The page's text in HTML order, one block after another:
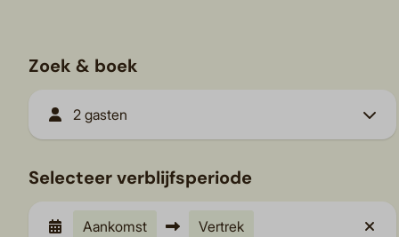
Zoek & boek
2 gasten
Selecteer verblijfsperiode
Aankomst Vertrek